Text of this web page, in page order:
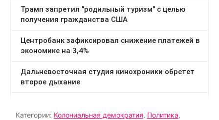
Категории: Колониальная демократия, Политика,